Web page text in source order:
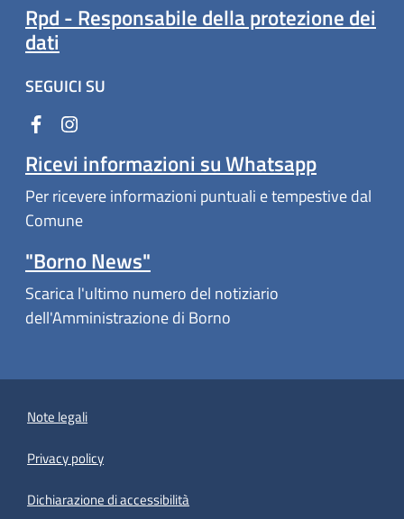
Rpd - Responsabile della protezione dei
dati
SEGUICI SU
Ricevi informazioni su Whatsapp
Per ricevere informazioni puntuali e tempestive dal
Comune
"Borno News"
Scarica l'ultimo numero del notiziario
dell'Amministrazione di Borno
Note legali
Privacy policy
Dichiarazione di accessibilità